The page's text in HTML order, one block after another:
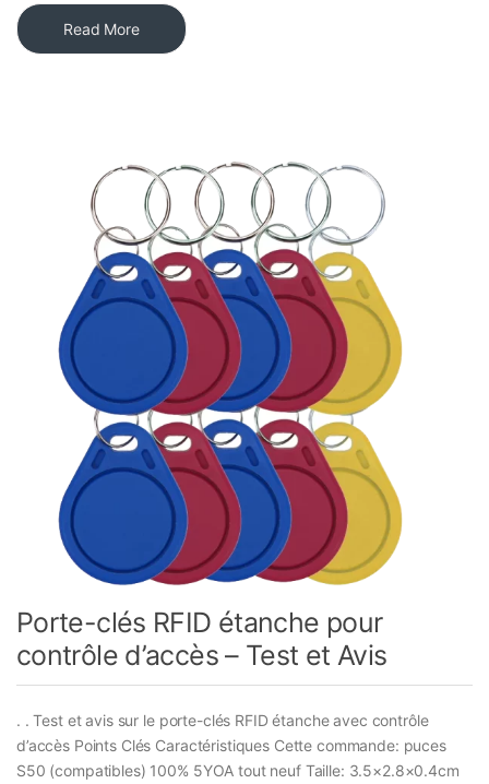
Read More
Porte-clés RFID étanche pour
contrôle d’accès – Test et Avis
. . Test et avis sur le porte-clés RFID étanche avec contrôle
d’accès Points Clés Caractéristiques Cette commande: puces
S50 (compatibles) 100% 5YOA tout neuf Taille: 3.5×2.8×0.4cm